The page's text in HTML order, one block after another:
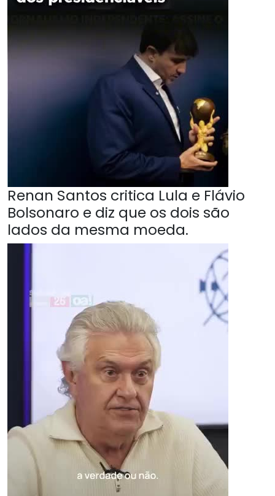
Renan Santos critica Lula e Flávio
Bolsonaro e diz que os dois são
lados da mesma moeda.